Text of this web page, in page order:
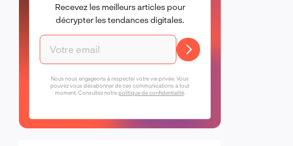
Recevez les meilleurs articles pour
décrypter les tendances digitales.
Nous nous engageons à respecter votre vie privée. Vous
pouvez vous désabonner de ces communications à tout
moment. Consultez notrepolitique de confidentialité.